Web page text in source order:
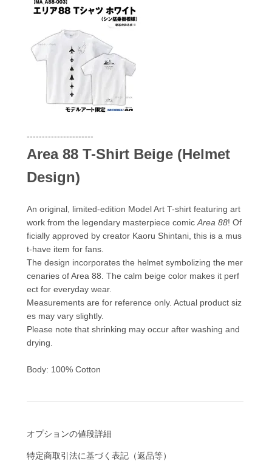
----------------------
Area 88 T-Shirt Beige (Helmet
Design)
An original, limited-edition Model Art T-shirt featuring art
work from the legendary masterpiece comicArea 88! Of
ficially approved by creator Kaoru Shintani, this is a mus
t-have item for fans.
The design incorporates the helmet symbolizing the mer
cenaries of Area 88. The calm beige color makes it perf
ect for everyday wear.
Measurements are for reference only. Actual product siz
es may vary slightly.
Please note that shrinking may occur after washing and
drying.
Body: 100% Cotton
オプションの値段詳細
特定商取引法に基づく表記（返品等）